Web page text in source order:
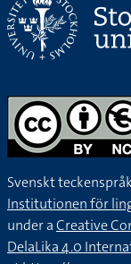
Svenskt
Institutionen för
under aCreative
DelaLika 4.0